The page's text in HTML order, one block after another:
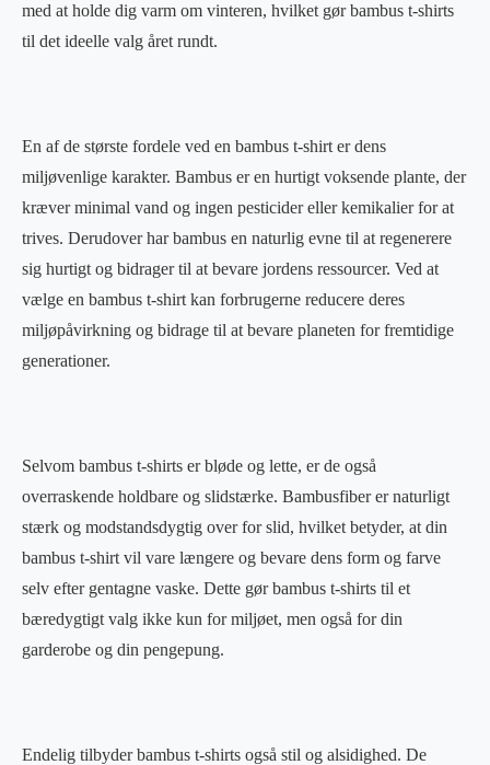
med at holde dig varm om vinteren, hvilket gør bambus t-shirts
til det ideelle valg året rundt.
En af de største fordele ved en bambus t-shirt er dens
miljøvenlige karakter. Bambus er en hurtigt voksende plante, der
kræver minimal vand og ingen pesticider eller kemikalier for at
trives. Derudover har bambus en naturlig evne til at regenerere
sig hurtigt og bidrager til at bevare jordens ressourcer. Ved at
vælge en bambus t-shirt kan forbrugerne reducere deres
miljøpåvirkning og bidrage til at bevare planeten for fremtidige
generationer.
Selvom bambus t-shirts er bløde og lette, er de også
overraskende holdbare og slidstærke. Bambusfiber er naturligt
stærk og modstandsdygtig over for slid, hvilket betyder, at din
bambus t-shirt vil vare længere og bevare dens form og farve
selv efter gentagne vaske. Dette gør bambus t-shirts til et
bæredygtigt valg ikke kun for miljøet, men også for din
garderobe og din pengepung.
Endelig tilbyder bambus t-shirts også stil og alsidighed. De